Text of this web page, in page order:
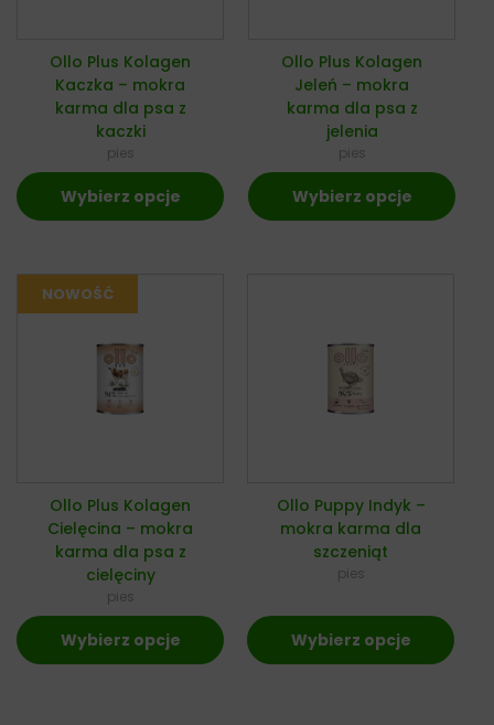
Ollo Plus Kolagen
Kaczka – mokra
karma dla psa z
kaczki
pies
Wybierz opcje
Ollo Plus Kolagen
Jeleń – mokra
karma dla psa z
jelenia
pies
Wybierz opcje
Ollo Plus Kolagen
Cielęcina – mokra
karma dla psa z
cielęciny
pies
Wybierz opcje
Ollo Puppy Indyk –
mokra karma dla
szczeniąt
pies
Wybierz opcje